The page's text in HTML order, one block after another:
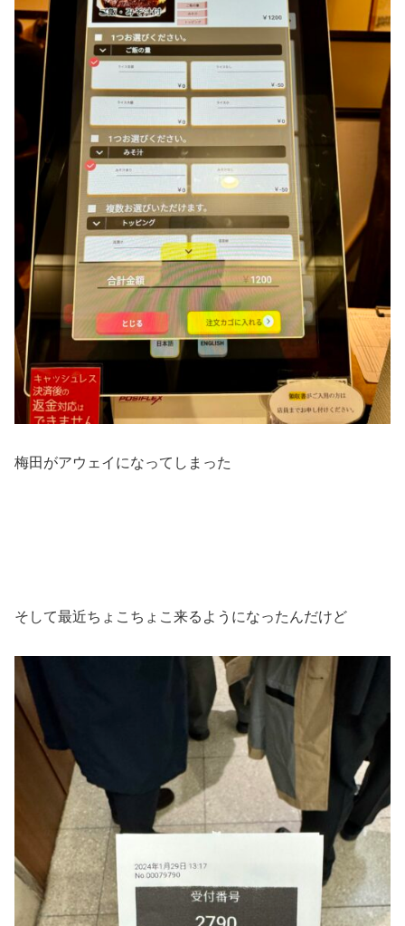
梅田がアウェイになってしまった
そして最近ちょこちょこ来るようになったんだけど